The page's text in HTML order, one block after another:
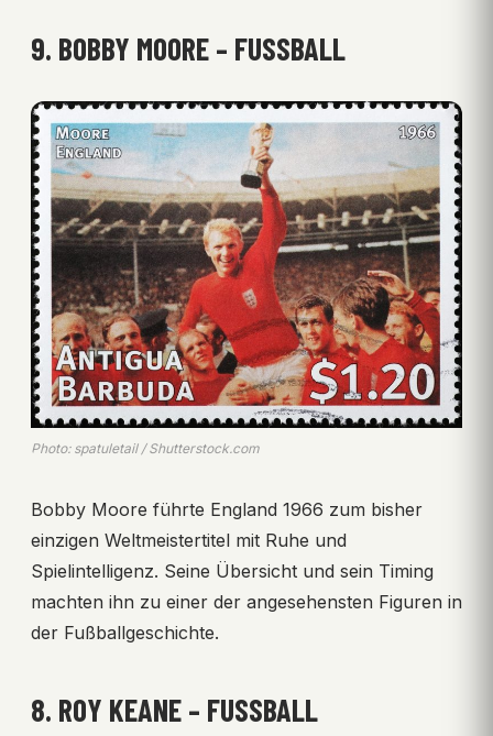
9. BOBBY MOORE – FUSSBALL
Photo: spatuletail / Shutterstock.com
Bobby Moore führte England 1966 zum bisher
einzigen Weltmeistertitel mit Ruhe und
Spielintelligenz. Seine Übersicht und sein Timing
machten ihn zu einer der angesehensten Figuren in
der Fußballgeschichte.
8. ROY KEANE – FUSSBALL